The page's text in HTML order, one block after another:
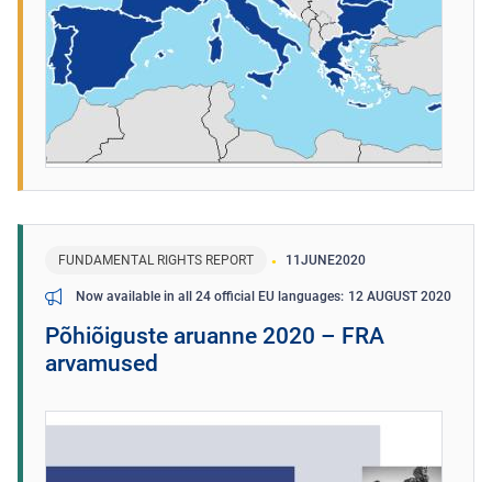
FUNDAMENTAL RIGHTS REPORT 11 JUNE2020
Now available in all 24 official EU languages 12 AUGUST 2020
Põhiõiguste aruanne 2020 – FRA
arvamused